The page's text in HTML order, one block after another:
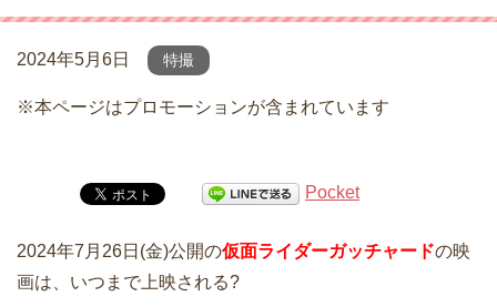
2024年5月6日 特撮
※本ページはプロモーションが含まれています
Pocket
2024年7月26日(金)公開の仮面ライダーガッチャードの映
画は、いつまで上映される?